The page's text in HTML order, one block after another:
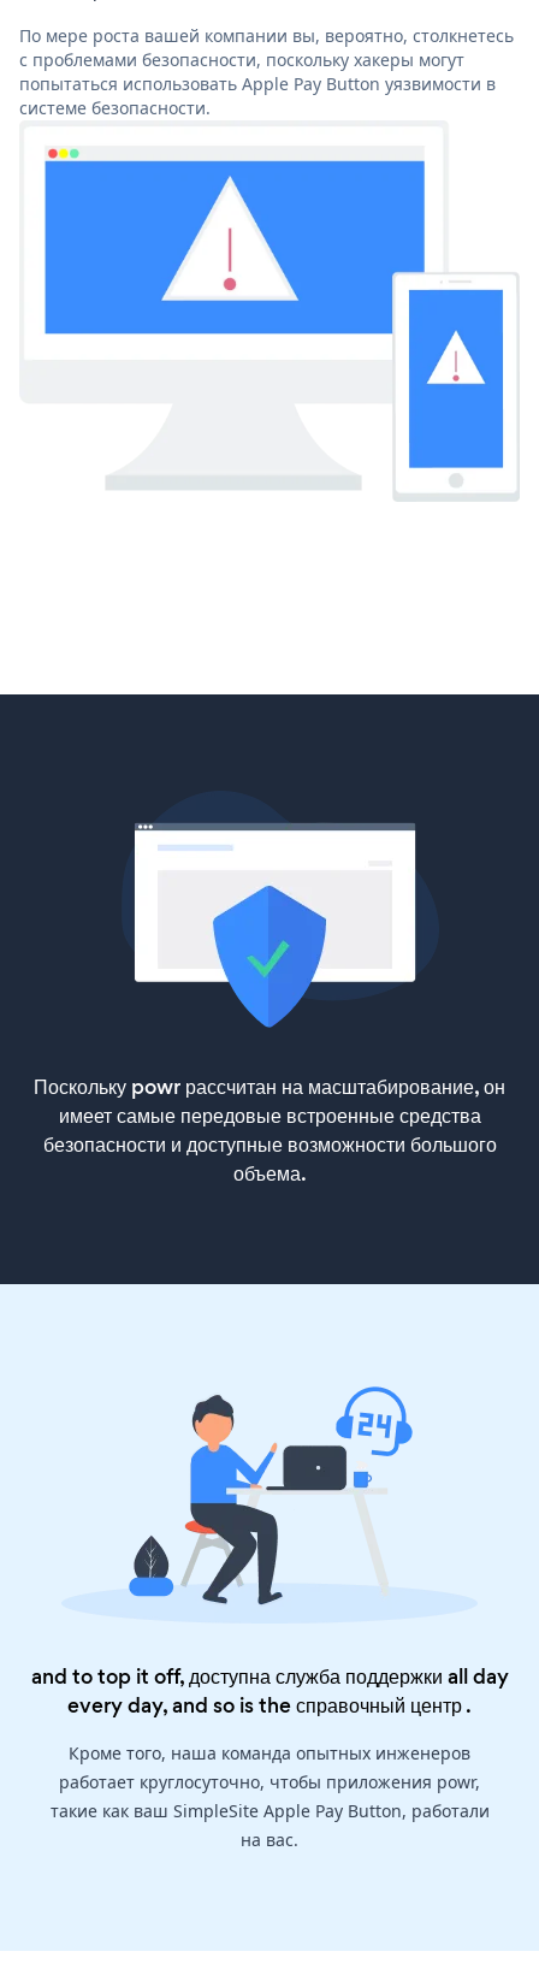
По мере роста вашей компании вы, вероятно, столкнетесь
с проблемами безопасности, поскольку хакеры могут
попытаться использовать Apple Pay Button уязвимости в
системе безопасности.
Поскольку powr рассчитан на масштабирование, он
имеет самые передовые встроенные средства
безопасности и доступные возможности большого
объема.
and to top it off, доступна служба поддержки all day
every day, and so is theсправочный центр.
Кроме того, наша команда опытных инженеров
работает круглосуточно, чтобы приложения powr,
такие как ваш SimpleSite Apple Pay Button, работали
на вас.